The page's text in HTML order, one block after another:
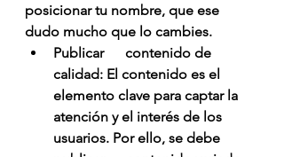
posicionar tu nombre, que ese
dudo mucho que lo cambies.
Publicar      contenido de
calidad: El contenido es el
elemento clave para captar la
atención y el interés de los
usuarios. Por ello, se debe